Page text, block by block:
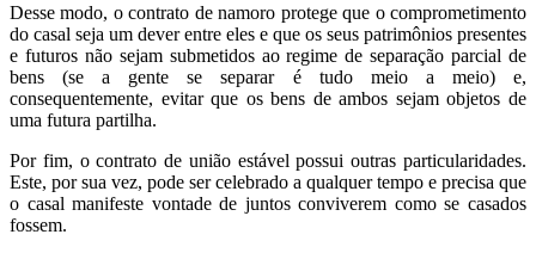
Desse modo, o contrato de namoro protege que o comprometimento
do casal seja um dever entre eles e que os seus patrimônios presentes
e futuros não sejam submetidos ao regime de separação parcial de
bens (se a gente se separar é tudo meio a meio) e,
consequentemente, evitar que os bens de ambos sejam objetos de
uma futura partilha.
Por fim, o contrato de união estável possui outras particularidades.
Este, por sua vez, pode ser celebrado a qualquer tempo e precisa que
o casal manifeste vontade de juntos conviverem como se casados
fossem.